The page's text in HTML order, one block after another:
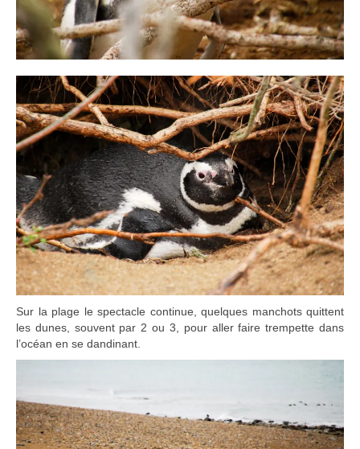
Sur la plage le spectacle continue, quelques manchots quittent
les dunes, souvent par 2 ou 3, pour aller faire trempette dans
l’océan en se dandinant.